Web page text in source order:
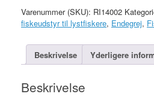
Varenummer (SKU): RI14002
fiskeudstyr til lystfiskere, Endegrej,
Beskrivelse Yderligere
Beskrivelse